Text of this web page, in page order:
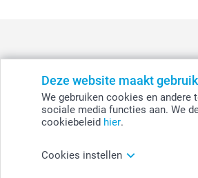
Deze website maakt
We gebruiken cookies en andere
sociale media functies aan. We
cookiebeleid hier.
Cookies instellen
België - Belgique - Danmark -